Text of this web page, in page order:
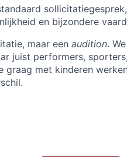
en bijzondere
maar een audition.
juist performers,
graag met kinderen